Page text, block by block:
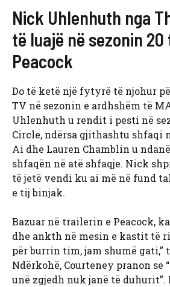
Nick Uhlenhuth nga
të luajë në sezonin 20
Peacock
Do të ketë një fytyrë të njohur
TV në sezonin e ardhshëm të
Uhlenhuth u rendit i pesti në
Circle, ndërsa gjithashtu shfaqi
Ai dhe Lauren Chamblin u
shfaqën në atë shfaqje. Nick
të jetë vendi ku ai më në fund
e tij binjak.
Bazuar në trailerin e Peacock,
dhe ankth në mesin e kastit të
për burrin tim, jam shumë gati,”
Ndërkohë, Courteney pranon se
unë zgjedh nuk janë të duhurit”.